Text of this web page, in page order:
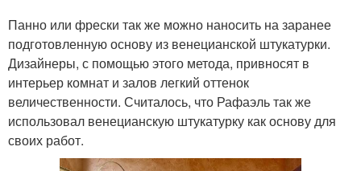
Панно или фрески так же можно наносить на заранее
подготовленную основу из венецианской штукатурки.
Дизайнеры, с помощью этого метода, привносят в
интерьер комнат и залов легкий оттенок
величественности. Считалось, что Рафаэль так же
использовал венецианскую штукатурку как основу для
своих работ.